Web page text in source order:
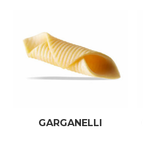
GARGANELLI